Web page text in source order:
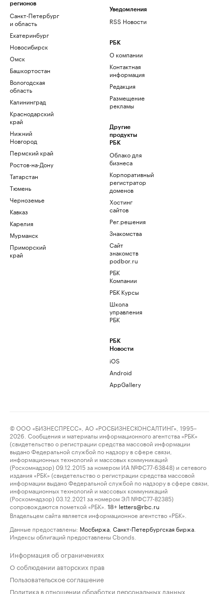
регионов
Санкт-Петербург
и область
Екатеринбург
Новосибирск
Омск
Башкортостан
Вологодская
область
Калининград
Краснодарский
край
Нижний
Новгород
Пермский край
Ростов-на-Дону
Татарстан
Тюмень
Черноземье
Кавказ
Карелия
Мурманск
Приморский
край
Уведомления
RSS Новости
РБК
О компании
Контактная
информация
Редакция
Размещение
рекламы
Другие
продукты
РБК
Облако для
бизнеса
Корпоративный
регистратор
доменов
Хостинг
сайтов
Рег.решения
Знакомства
Сайт
знакомств
podbor.ru
РБК
Компании
РБК Курсы
Школа
управления
РБК
РБК
Новости
iOS
Android
AppGallery
© ООО «БИЗНЕСПРЕСС», АО «РОСБИЗНЕСКОНСАЛТИНГ», 1995–
2026. Сообщения и материалы информационного агентства «РБК»
(свидетельство о регистрации средства массовой информации
выдано Федеральной службой по надзору в сфере связи,
информационных технологий и массовых коммуникаций
(Роскомнадзор) 09.12.2015 за номером ИА №ФС77-63848) и сетевого
издания «РБК» (свидетельство о регистрации средства массовой
информации выдано Федеральной службой по надзору в сфере связи,
информационных технологий и массовых коммуникаций
(Роскомнадзор) 03.12.2021 за номером ЭЛ №ФС77-82385)
сопровождаются пометкой «РБК».
18+ letters@rbc.ru
Владельцем сайта является информационное агентство «РБК».
Данные предоставлены: Мосбиржа Санкт-Петербургская биржа
Индексы облигаций предоставлены Cbonds.
Информация об ограничениях
О соблюдении авторских прав
Пользовательское соглашение
Политика в отношении обработки персональных данных